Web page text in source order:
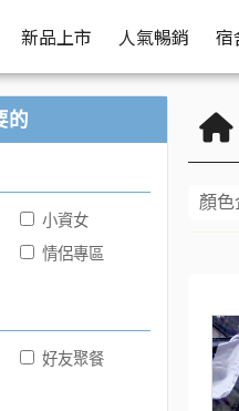
新品上市 人氣暢銷 宿
的
小資女
情侶專區
好友聚餐
顏色